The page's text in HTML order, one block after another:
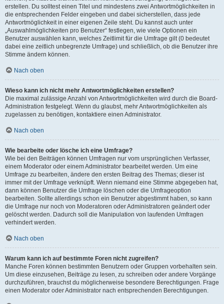
erstellen. Du solltest einen Titel und mindestens zwei Antwortmöglichkeiten in
die entsprechenden Felder eingeben und dabei sicherstellen, dass jede
Antwortmöglichkeit in einer eigenen Zeile steht. Du kannst auch unter
„Auswahlmöglichkeiten pro Benutzer“ festlegen, wie viele Optionen ein
Benutzer auswählen kann, welches Zeitlimit für die Umfrage gilt (0 bedeutet
dabei eine zeitlich unbegrenzte Umfrage) und schließlich, ob die Benutzer ihre
Stimme ändern können.
Nach oben
Wieso kann ich nicht mehr Antwortmöglichkeiten erstellen?
Die maximal zulässige Anzahl von Antwortmöglichkeiten wird durch die Board-
Administration festgelegt. Wenn du glaubst, mehr Antwortmöglichkeiten als
zugelassen zu benötigen, kontaktiere einen Administrator.
Nach oben
Wie bearbeite oder lösche ich eine Umfrage?
Wie bei den Beiträgen können Umfragen nur vom ursprünglichen Verfasser,
einem Moderator oder einem Administrator bearbeitet werden. Um eine
Umfrage zu bearbeiten, ändere den ersten Beitrag des Themas; dieser ist
immer mit der Umfrage verknüpft. Wenn niemand eine Stimme abgegeben hat,
dann können Benutzer die Umfrage löschen oder die Umfrageoption
bearbeiten. Sollte allerdings schon ein Benutzer abgestimmt haben, so kann
die Umfrage nur noch von Moderatoren oder Administratoren geändert oder
gelöscht werden. Dadurch soll die Manipulation von laufenden Umfragen
verhindert werden.
Nach oben
Warum kann ich auf bestimmte Foren nicht zugreifen?
Manche Foren können bestimmten Benutzern oder Gruppen vorbehalten sein.
Um diese einzusehen, Beiträge zu lesen, zu schreiben oder andere Vorgänge
durchzuführen, brauchst du möglicherweise besondere Berechtigungen. Frage
einen Moderator oder Administrator nach entsprechenden Berechtigungen.